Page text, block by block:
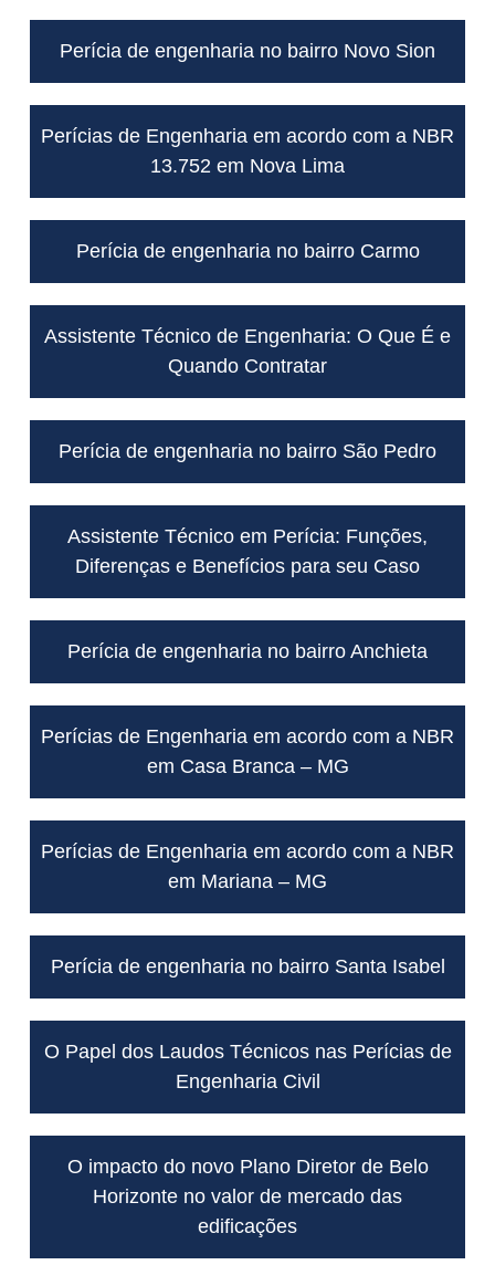
Perícia de engenharia no bairro Novo Sion
Perícias de Engenharia em acordo com a NBR
13.752 em Nova Lima
Perícia de engenharia no bairro Carmo
Assistente Técnico de Engenharia: O Que É e
Quando Contratar
Perícia de engenharia no bairro São Pedro
Assistente Técnico em Perícia: Funções,
Diferenças e Benefícios para seu Caso
Perícia de engenharia no bairro Anchieta
Perícias de Engenharia em acordo com a NBR
em Casa Branca – MG
Perícias de Engenharia em acordo com a NBR
em Mariana – MG
Perícia de engenharia no bairro Santa Isabel
O Papel dos Laudos Técnicos nas Perícias de
Engenharia Civil
O impacto do novo Plano Diretor de Belo
Horizonte no valor de mercado das
edificações